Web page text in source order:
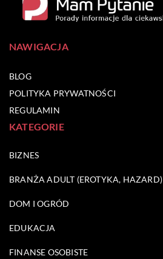
NAWIGACJA
BLOG
POLITYKA PRYWATNOŚCI
REGULAMIN
KATEGORIE
BIZNES
BRANŻA ADULT (EROTYKA, HAZARD)
DOM I OGRÓD
EDUKACJA
FINANSE OSOBISTE